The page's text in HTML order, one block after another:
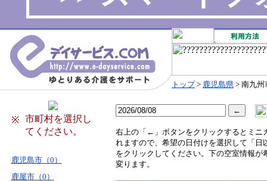
トップ> 鹿児島県 > 南九州
※
市町村を選択し
てください。
鹿児島市（0）
鹿屋市（0）
右 上の「←」ボタンをクリックするとミニ
れますので、希望の日付けを選択して「日
をクリックしてください。下の空室情報が
変ります。